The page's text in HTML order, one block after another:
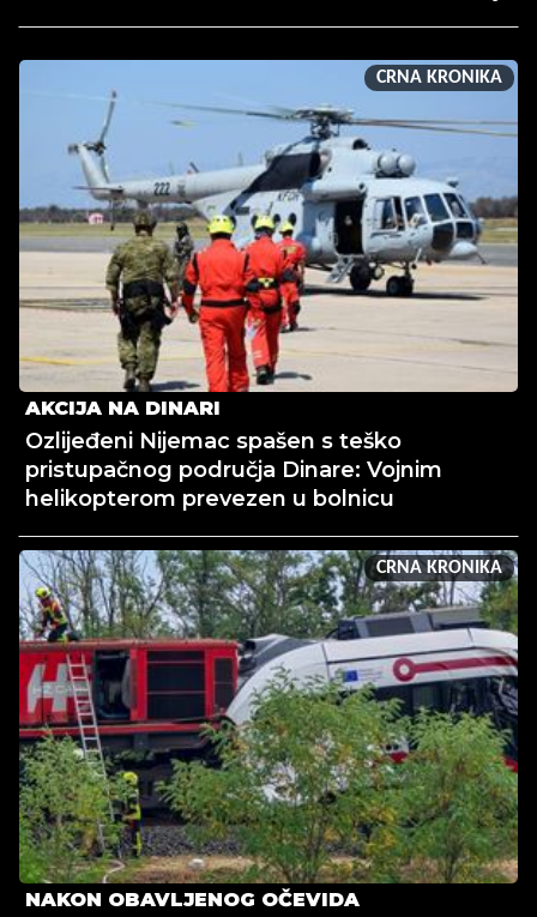
CRNA KRONIKA
AKCIJA NA DINARI
Ozlijeđeni Nijemac spašen s teško
pristupačnog područja Dinare: Vojnim
helikopterom prevezen u bolnicu
CRNA KRONIKA
NAKON OBAVLJENOG OČEVIDA